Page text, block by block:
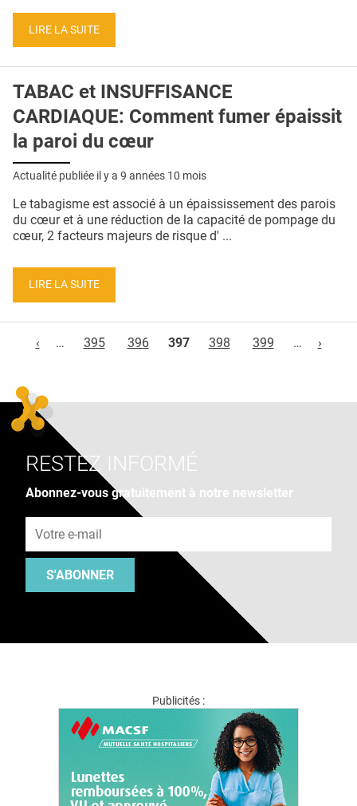
LIRE LA SUITE
TABAC et INSUFFISANCE
CARDIAQUE: Comment fumer épaissit
la paroi du cœur
Actualité publiée il y a 9 années 10 mois
Le tabagisme est associé à un épaississement des parois
du cœur et à une réduction de la capacité de pompage du
cœur, 2 facteurs majeurs de risque d' ...
LIRE LA SUITE
‹
… 395 396 397 398 399 … ›
RESTEZ INFORMÉ
Abonnez-vous gratuitement à notre newsletter
S'ABONNER
Publicités :